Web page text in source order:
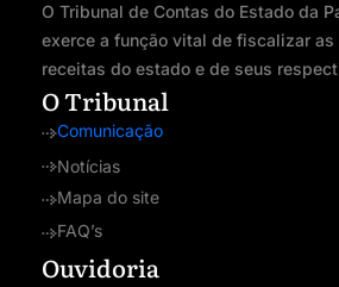
O Tribunal de Contas do Estado da
exerce a função vital de fiscalizar
receitas do estado e de seus
O Tribunal
Comunicação
Notícias
Mapa do site
FAQ’s
Ouvidoria